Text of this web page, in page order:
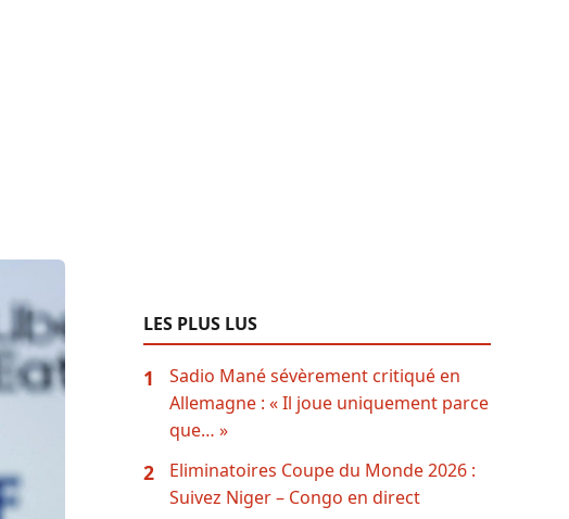
LES PLUS LUS
1
Sadio Mané sévèrement critiqué en
Allemagne : « Il joue uniquement parce
que… »
2
Eliminatoires Coupe du Monde 2026 :
Suivez Niger – Congo en direct